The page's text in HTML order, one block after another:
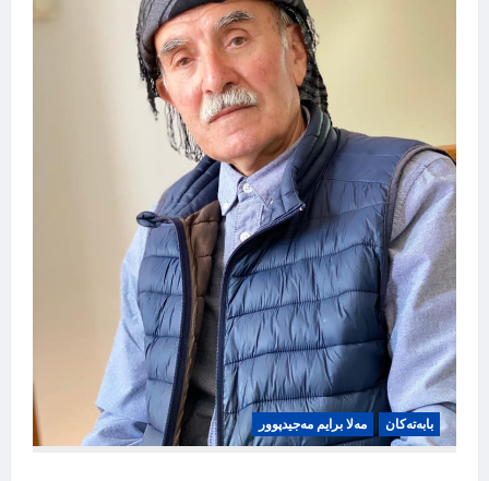
بابه‌ته‌کان مەلا برایم مەجیدپوور